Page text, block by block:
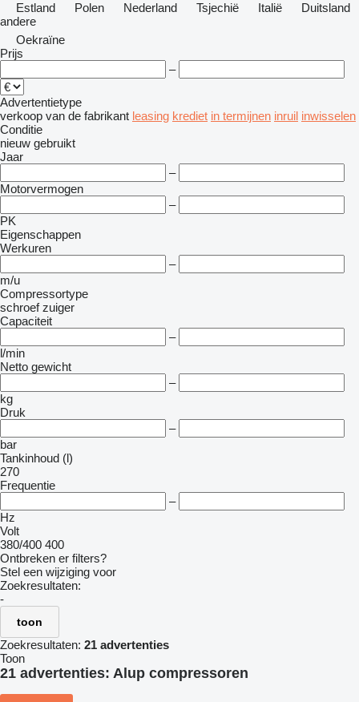
Estland
Polen Nederland Tsjechië Italië
Duitsland
andere
Oekraïne
Prijs
–
Advertentietype
verkoop van de fabrikant leasing krediet in termijnen inruil inwisselen
Conditie
nieuw gebruikt
Jaar
–
Motorvermogen
–
PK
Eigenschappen
Werkuren
–
m/u
Compressortype
schroef zuiger
Capaciteit
–
l/min
Netto gewicht
–
kg
Druk
–
bar
Tankinhoud (l)
270
Frequentie
–
Hz
Volt
380/400 400
Ontbreken er filters?
Stel een wijziging voor
Zoekresultaten:
-
toon
Zoekresultaten: 21 advertenties
Toon
21 advertenties: Alup compressoren